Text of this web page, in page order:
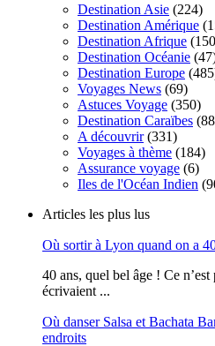
Destination Asie (224)
Destination Amérique
Destination Afrique
Destination Océanie
Destination Europe
Voyages News (69)
Astuces Voyage (350)
Destination Caraïbes
A découvrir(331)
Voyages à thème (184)
Assurance voyage (6)
Iles de l'Océan Indien
Articles les plus lus
Où sortir à Lyon quand on a
40 ans, quel bel âge ! Ce
écrivaient ...
Où danser Salsa et Bachata
endroits